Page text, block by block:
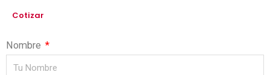
Cotizar
Nombre